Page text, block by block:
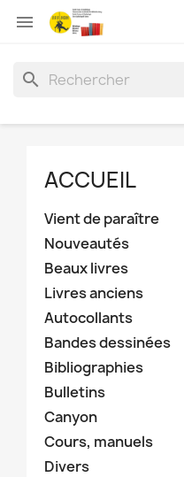

search
ACCUEIL
Vient de paraître
Nouveautés
Beaux livres
Livres anciens
Autocollants
Bandes dessinées
Bibliographies
Bulletins
Canyon
Cours, manuels
Divers